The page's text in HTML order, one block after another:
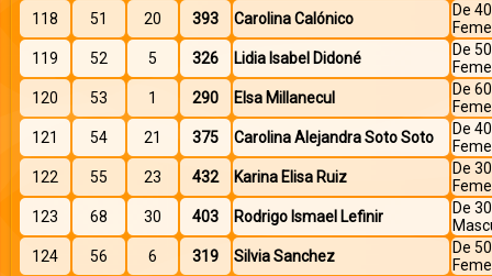
118
51 20 393 Carolina Calónico
De
119
52 5 326 Lidia Isabel Didoné
De
120
53 1 290 Elsa Millanecul
De
121
54 21 375 Carolina Alejandra Soto Soto
De
122
55 23 432 Karina Elisa Ruiz
De
123
68 30 403 Rodrigo Ismael Lefinir
De
124
56 6 319 Silvia Sanchez
De